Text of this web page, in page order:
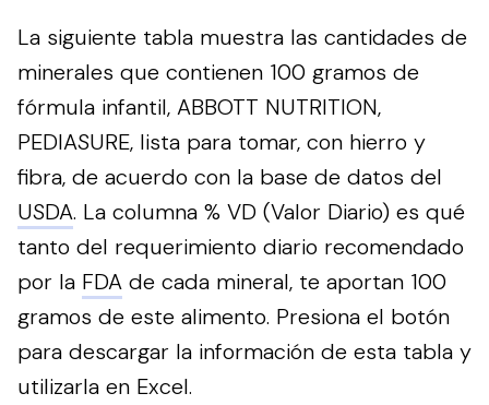
La siguiente tabla muestra las cantidades de
minerales que contienen 100 gramos de
fórmula infantil, ABBOTT NUTRITION,
PEDIASURE, lista para tomar, con hierro y
fibra, de acuerdo con la base de datos del
USDA. La columna % VD (Valor Diario) es qué
tanto del requerimiento diario recomendado
por la FDA de cada mineral, te aportan 100
gramos de este alimento. Presiona el botón
para descargar la información de esta tabla y
utilizarla en Excel.